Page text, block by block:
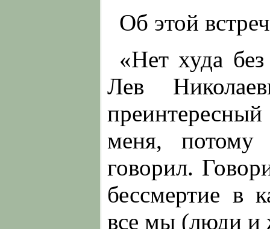
Об этой
«Нет худа
Лев
меня,
говорил.
бессмертие в
все мы (люди и